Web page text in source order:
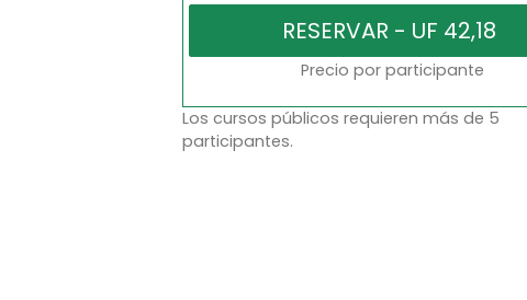
Precio por participante
Los cursos públicos requieren más de 5
participantes.